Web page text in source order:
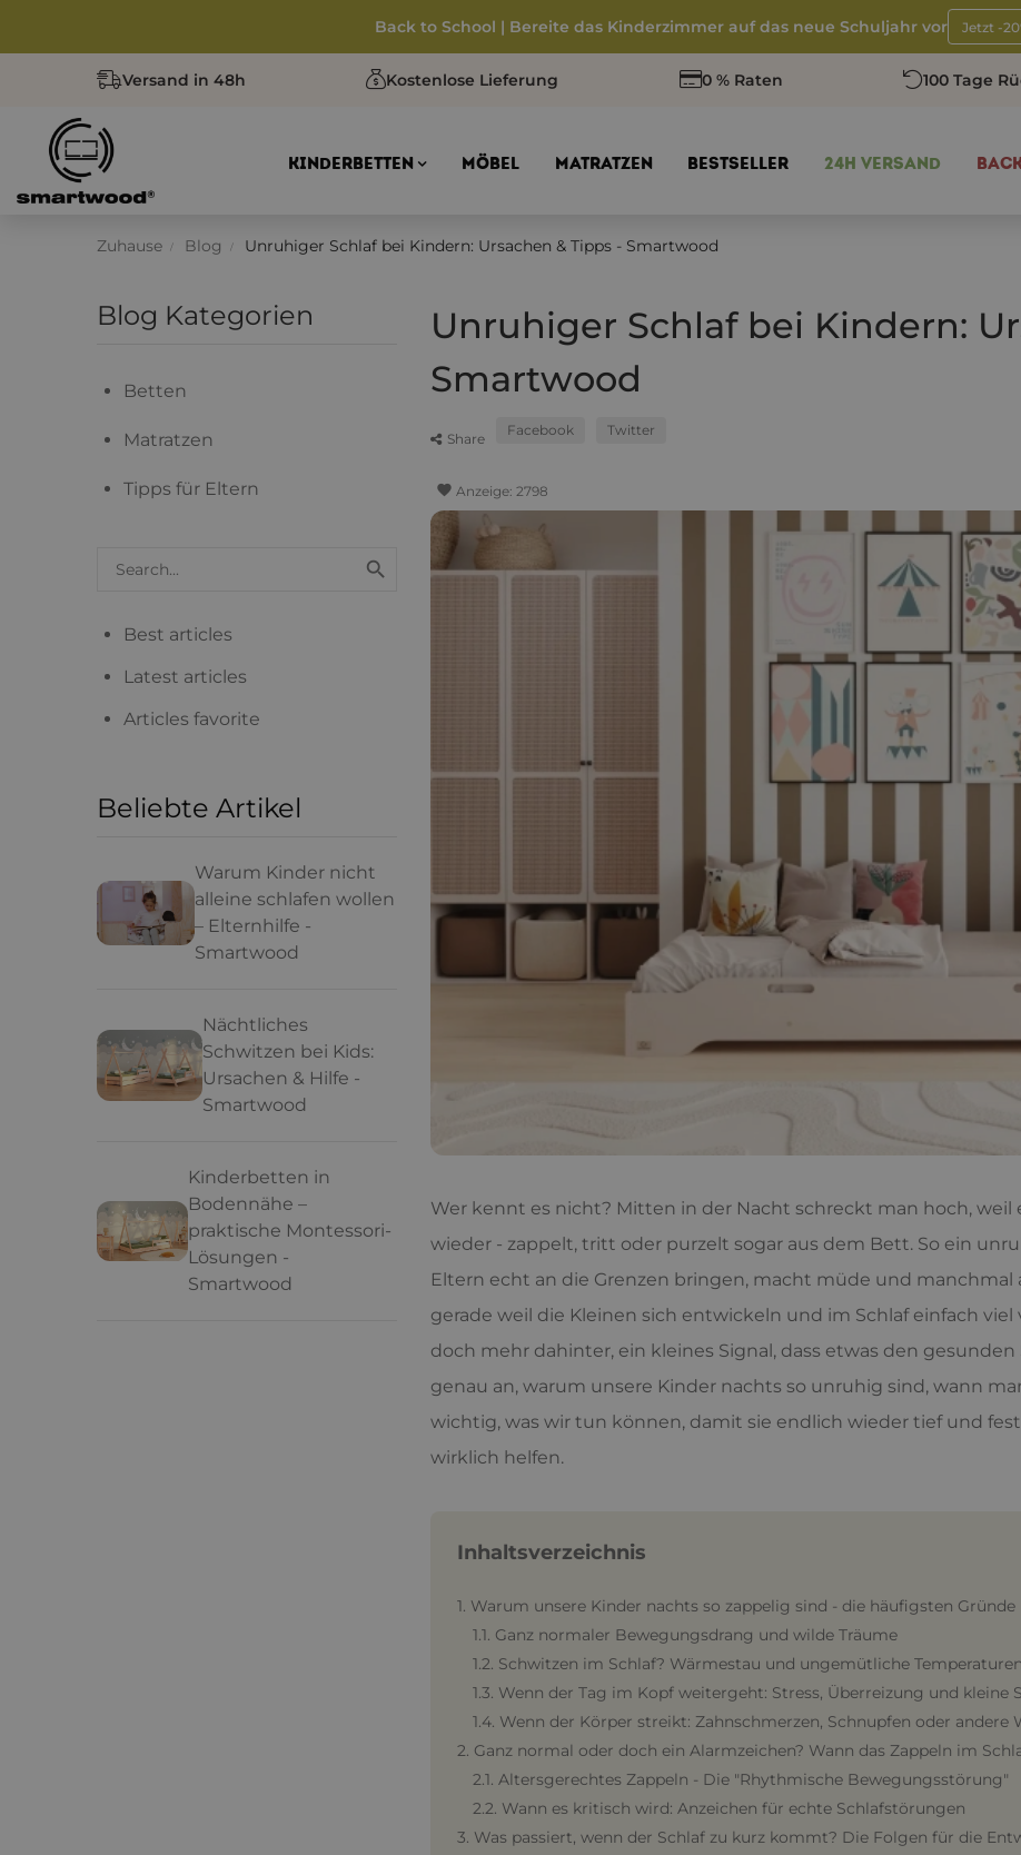
Back to School | Bereite das Kinderzimmer auf das neue Schuljahr vor Jetzt -
Versand in 48h Kostenlose Lieferung 0 % Raten 100 Tage
KINDERBETTEN MÖBEL MATRATZEN BESTSELLER 24H VERSAND
Zuhause Blog Unruhiger Schlaf bei Kindern: Ursachen & Tipps - Smartwood
Blog Kategorien
Betten
Matratzen
Tipps für Eltern
Search

Best articles
Latest articles
Articles favorite
Beliebte Artikel
Warum Kinder nicht
alleine schlafen wollen
– Elternhilfe -
Smartwood
Nächtliches
Schwitzen bei Kids:
Ursachen & Hilfe -
Smartwood
Kinderbetten in
Bodennähe –
praktische Montessori-
Lösungen -
Smartwood
Unruhiger Schlaf bei Kindern:
Smartwood
Share
Facebook Twitter
favorite Anzeige: 2798
Wer kennt es nicht? Mitten in der Nacht schreckt man hoch, weil
wieder - zappelt, tritt oder purzelt sogar aus dem Bett. So ein
Eltern echt an die Grenzen bringen, macht müde und manchmal
gerade weil die Kleinen sich entwickeln und im Schlaf einfach
doch mehr dahinter, ein kleines Signal, dass etwas den
genau an, warum unsere Kinder nachts so unruhig sind, wann
wichtig, was wir tun können, damit sie endlich wieder tief und
wirklich helfen.
Inhaltsverzeichnis
1. Warum unsere Kinder nachts so zappelig sind - die häufigsten Gründe
1.1. Ganz normaler Bewegungsdrang und wilde Träume
1.2. Schwitzen im Schlaf? Wärmestau und ungemütliche Temperaturen
1.3. Wenn der Tag im Kopf weitergeht: Stress, Überreizung und kleine
1.4. Wenn der Körper streikt: Zahnschmerzen, Schnupfen oder andere
2. Ganz normal oder doch ein Alarmzeichen? Wann das Zappeln im
2.1. Altersgerechtes Zappeln - Die "Rhythmische Bewegungsstörung"
2.2. Wann es kritisch wird: Anzeichen für echte Schlafstörungen
3. Was passiert, wenn der Schlaf zu kurz kommt? Die Folgen für die